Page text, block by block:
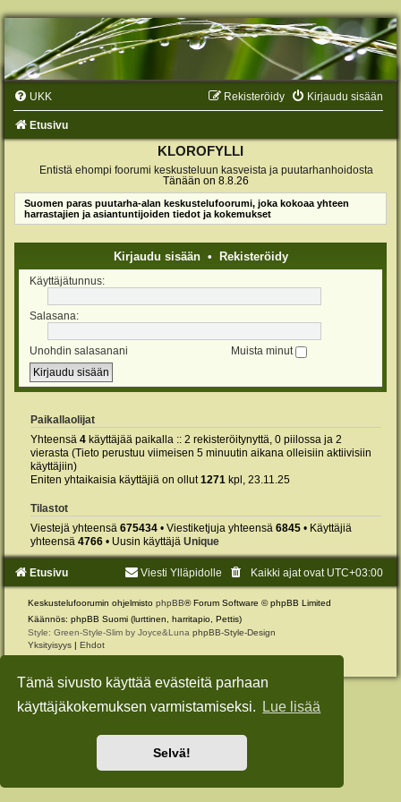
Tämä sivusto käyttää evästeitä parhaan
käyttäjäkokemuksen varmistamiseksi.
Lue lisää
Selvä!
UKK Kirjaudu sisään
Rekisteröidy
Etusivu
KLOROFYLLI
Entistä ehompi foorumi keskusteluun kasveista ja puutarhanhoidosta
Tänään on 8.8.26
Suomen paras puutarha-alan keskustelufoorumi, joka kokoaa yhteen
harrastajien ja asiantuntijoiden tiedot ja kokemukset
Kirjaudu sisään• Rekisteröidy
Käyttäjätunnus:
Salasana:
Unohdin salasanani Muista minut
Paikallaolijat
Yhteensä 4 käyttäjää paikalla :: 2 rekisteröitynyttä, 0 piilossa ja 2
vierasta (Tieto perustuu viimeisen 5 minuutin aikana olleisiin aktiivisiin
käyttäjiin)
Eniten yhtaikaisia käyttäjiä on ollut1271 kpl, 23.11.25
Tilastot
Viestejä yhteensä 675434 • Viestiketjuja yhteensä 6845 • Käyttäjiä
yhteensä 4766 • Uusin käyttäjä Unique
Etusivu Kaikki ajat ovat UTC+03:00
Viesti Ylläpidolle
Keskustelufoorumin ohjelmisto phpBB® Forum Software © phpBB Limited
Käännös: phpBB Suomi (lurttinen, harritapio, Pettis)
Style: Green-Style-Slim by Joyce&Luna phpBB-Style-Design
Yksityisyys | Ehdot